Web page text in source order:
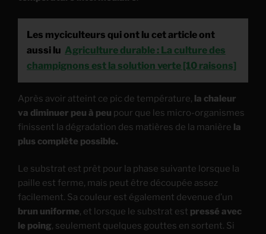
Les myciculteurs qui ont lu cet article ont
aussi lu Agriculture durable : La culture des
champignons est la solution verte [10 raisons]
Après avoir atteint ce pic de température, la chaleur
va diminuer peu à peu pour que les micro-organismes
finissent la dégradation des matières de la manière la
plus complète possible.
Le substrat est prêt pour la phase suivante lorsque la
paille est ferme, mais peut être découpée assez
facilement. Sa couleur est également devenue d’un
brun uniforme, et lorsque le substrat est pressé avec
le poing, seulement quelques gouttes en sortent. Si